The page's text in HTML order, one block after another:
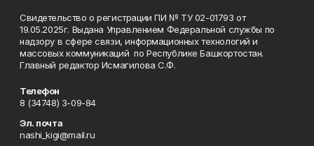
Свидетельство о регистрации ПИ № ТУ 02-01793 от
19.05.2025г. Выдана Управлением Федеральной службы по
надзору в сфере связи, информационных технологий и
массовых коммуникаций по Республике Башкортостан.
Главный редактор Исмагилова С.Ф.
Телефон
8 (34748) 3-09-84
Эл. почта
nashi_kigi@mail.ru